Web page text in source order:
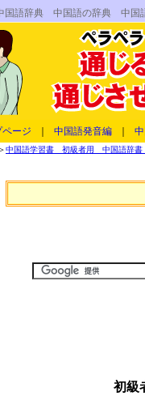
国語辞典 中国語の辞典
ページ 中国語発音編
＞中国語学習書 初級者用 中国語辞書
初級